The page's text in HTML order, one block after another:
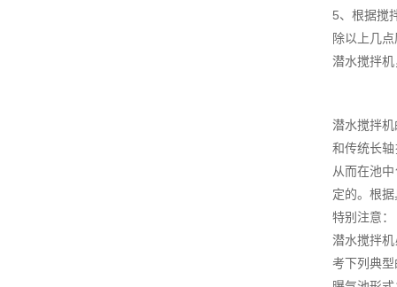
5、根据搅
除以上几
潜水搅拌
潜水搅拌
和传统长
从而在池
定的。根
特别注意：
潜水搅拌
考下列典